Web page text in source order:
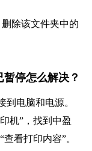
删除该文件夹中的
停怎么解决？
电脑和电源。
机”，找到中盈
看打印内容”。